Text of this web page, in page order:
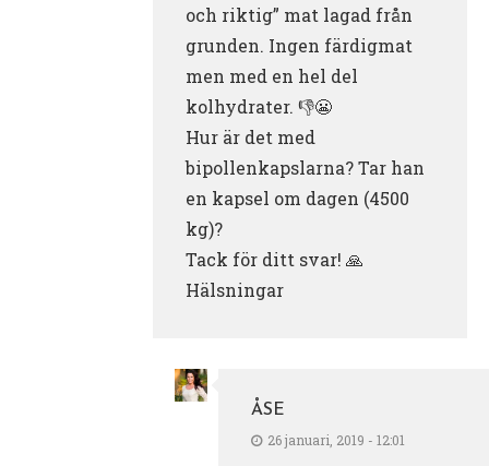
och riktig” mat lagad från
grunden. Ingen färdigmat
men med en hel del
kolhydrater. 👎😬
Hur är det med
bipollenkapslarna? Tar han
en kapsel om dagen (4500
kg)?
Tack för ditt svar! 🙏
Hälsningar
ÅSE
26 januari, 2019 - 12:01